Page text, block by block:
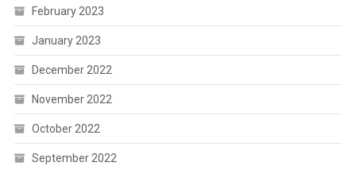
February 2023
January 2023
December 2022
November 2022
October 2022
September 2022